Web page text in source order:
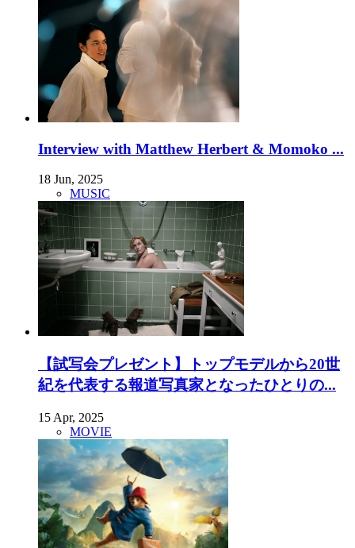
Interview with Matthew Herbert & Momoko ...
18 Jun, 2025
MUSIC
【試写会プレゼント】トップモデルから20世
紀を代表する報道写真家となったひとりの...
15 Apr, 2025
MOVIE